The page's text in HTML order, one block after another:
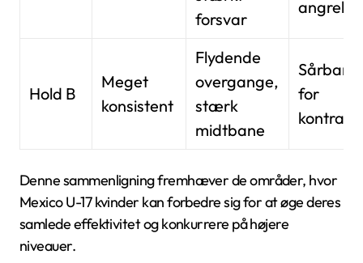
forsvar
angreb
Hold B
Meget
konsistent
Flydende
overgange,
stærk
midtbane
Sårbare
for
Denne sammenligning fremhæver de områder, hvor
Mexico U-17 kvinder kan forbedre sig for at øge deres
samlede effektivitet og konkurrere på højere
niveauer.